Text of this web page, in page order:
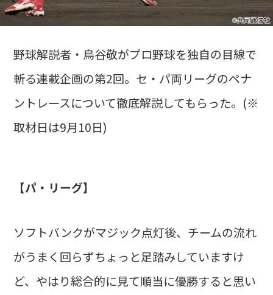
野球解説者・鳥谷敬がプロ野球を独自の目線で
斬る連載企画の第2回。セ・パ両リーグのペナ
ントレースについて徹底解説してもらった。(※
取材日は9月10日)
【パ・リーグ】
ソフトバンクがマジック点灯後、チームの流れ
がうまく回らずちょっと足踏みしていますけ
ど、やはり総合的に見て順当に優勝すると思い